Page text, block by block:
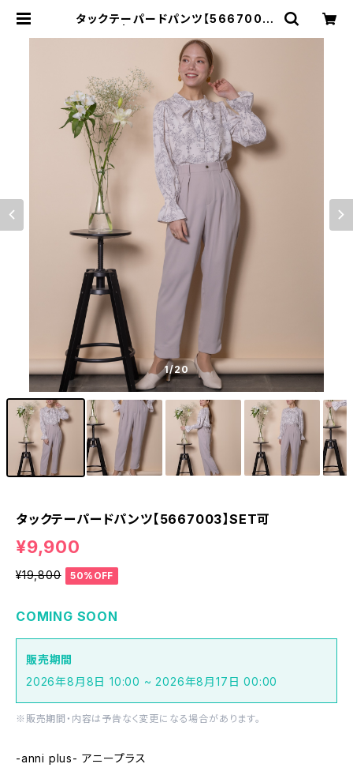
タックテーパードパンツ【5667003】
hop
1/20
タックテーパードパンツ【5667003】SET可
¥9,900
¥19,800 50%OFF
COMING SOON
販売期間
2026年8月8日 10:00 ~ 2026年8月17日 00:00
※販売期間・内容は予告なく変更になる場合があります。
-anni plus- アニープラス